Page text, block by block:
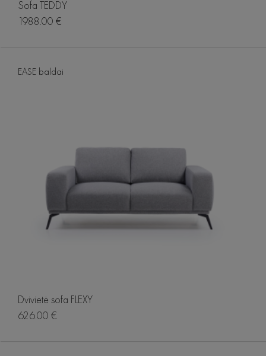
Sofa TEDDY
1988.00 €
EASE baldai
Dvivietė sofa FLEXY
626.00 €